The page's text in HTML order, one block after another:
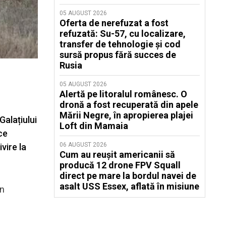
la
05 AUGUST 2026
Oferta de nerefuzat a fost
refuzată: Su-57, cu localizare,
transfer de tehnologie și cod
sursă propus fără succes de
Rusia
05 AUGUST 2026
Alertă pe litoralul românesc. O
dronă a fost recuperată din apele
Mării Negre, în apropierea plajei
Loft din Mamaia
06 AUGUST 2026
Cum au reușit americanii să
producă 12 drone FPV Squall
direct pe mare la bordul navei de
asalt USS Essex, aflată în misiune